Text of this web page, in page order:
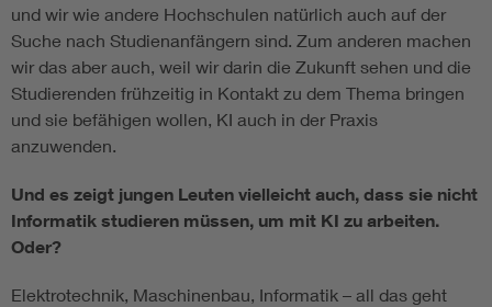
und wir wie andere Hochschulen natürlich auch auf der
Suche nach Studienanfängern sind. Zum anderen machen
wir das aber auch, weil wir darin die Zukunft sehen und die
Studierenden frühzeitig in Kontakt zu dem Thema bringen
und sie befähigen wollen, KI auch in der Praxis
anzuwenden.
Und es zeigt jungen Leuten vielleicht auch, dass sie nicht
Informatik studieren müssen, um mit KI zu arbeiten.
Oder?
Elektrotechnik, Maschinenbau, Informatik – all das geht